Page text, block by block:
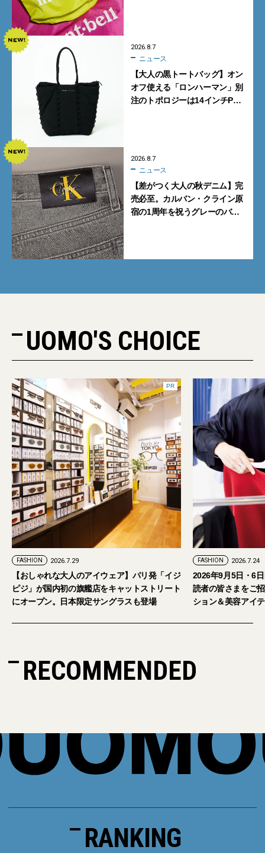
2026.8.7
ニュース
【大人の黒トートバッグ】オン
オフ使える「ロンハーマン」別
注のトポロジーは14インチPC
2026.8.7
ニュース
【差がつく大人の秋デニム】完
売必至。カルバン・クライン原
宿の1周年を祝うグレーのバ
UOMO'S CHOICE
ェア】パリ発「イジ
キャットストリート
グラスも登場
2026年9月5日・6日開催。「試着フェス®︎」に
読者の皆さまをご招待。【2026年秋冬ファッ
ション＆美容アイテム試し放題】
RECOMMENDED
RANKING